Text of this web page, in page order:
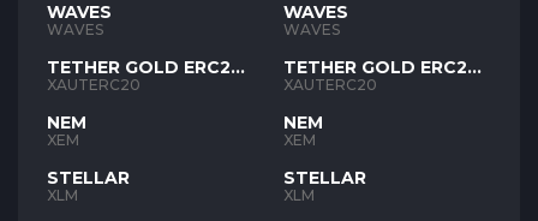
WAVES
WAVES
TETHER GOLD ERC20
XAUT
XAUTERC20
NEM
XEM
STELLAR
XLM
WAVES
WAVES
TETHER GOLD ERC20
XAUT
XAUTERC20
NEM
XEM
STELLAR
XLM